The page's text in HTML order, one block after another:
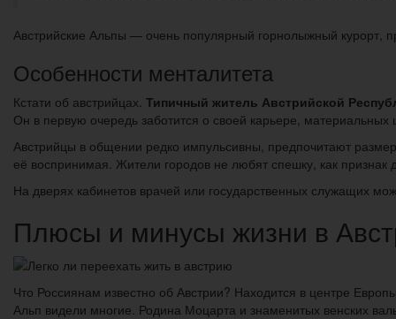
Австрийские Альпы — очень популярный горнолыжный курорт,
Особенности менталитета
Кстати об австрийцах. Типичный житель Австрийской
Он в первую очередь заботится о своей карьере,
Австрийцы в общении редко импульсивны, предпочитают
её воспринимая. Жители городов не любят спешку, как признак
На дверях кабинетов врачей или государственных служащих
Плюсы и минусы жизни в
Что Россиянам известно об Австрии? Находится в центре
Альп видели многие. Родина Моцарта и знаменитых венских